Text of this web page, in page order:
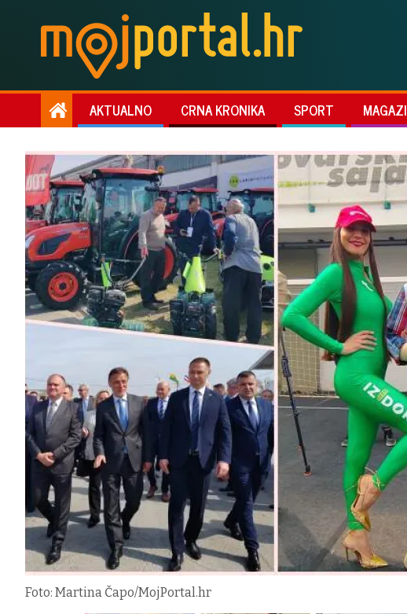
AKTUALNO CRNA KRONIKA SPORT
Foto: Martina Čapo/MojPortal.hr